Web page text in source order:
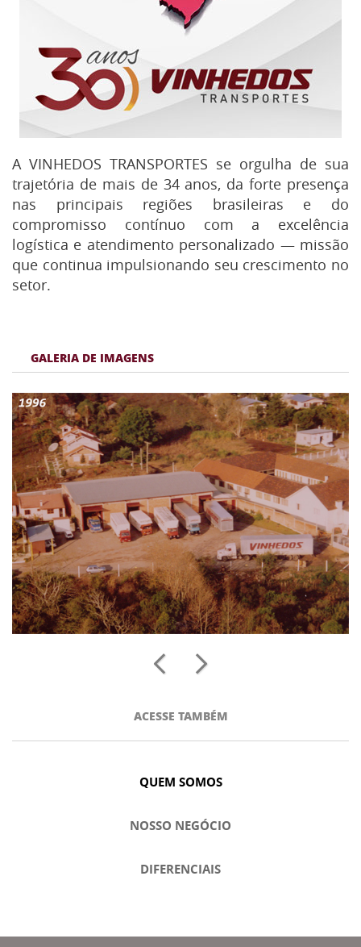
A VINHEDOS TRANSPORTES se orgulha de sua
trajetória de mais de 34 anos, da forte presença
nas principais regiões brasileiras e do
compromisso contínuo com a excelência
logística e atendimento personalizado — missão
que continua impulsionando seu crescimento no
setor.
GALERIA DE IMAGENS
prev next
ACESSE TAMBÉM
QUEM SOMOS
NOSSO NEGÓCIO
DIFERENCIAIS